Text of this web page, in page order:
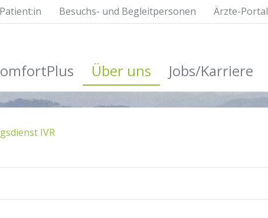
Ärzte-Portal
Besuchs- und Begleitpersonen
Patient:in
Über uns Jobs/Karriere
IVR